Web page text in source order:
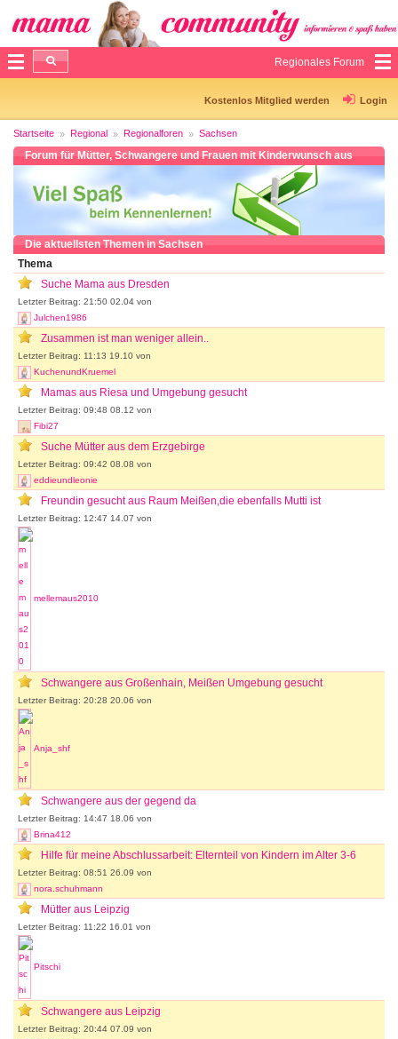
Regionales Forum
Kostenlos Mitglied werden Login
Startseite Regional Regionalforen Sachsen
Forum für Mütter, Schwangere und Frauen mit Kinderwunsch aus
Die aktuellsten Themen in Sachsen
Thema
Suche Mama aus Dresden
Letzter Beitrag: 21:50 02.04 von
Julchen1986
Zusammen ist man weniger allein..
Letzter Beitrag: 11:13 19.10 von
KuchenundKruemel
Mamas aus Riesa und Umgebung gesucht
Letzter Beitrag: 09:48 08.12 von
Fibi27
Suche Mütter aus dem Erzgebirge
Letzter Beitrag: 09:42 08.08 von
eddieundleonie
Freundin gesucht aus Raum Meißen,die ebenfalls Mutti ist
Letzter Beitrag: 12:47 14.07 von
mellemaus2010
Schwangere aus Großenhain, Meißen Umgebung gesucht
Letzter Beitrag: 20:28 20.06 von
Anja_shf
Schwangere aus der gegend da
Letzter Beitrag: 14:47 18.06 von
Brina412
Hilfe für meine Abschlussarbeit: Elternteil von Kindern im Alter 3-6
Letzter Beitrag: 08:51 26.09 von
nora.schuhmann
Mütter aus Leipzig
Letzter Beitrag: 11:22 16.01 von
Pitschi
Schwangere aus Leipzig
Letzter Beitrag: 20:44 07.09 von